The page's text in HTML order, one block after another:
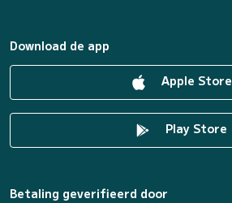
Download de app
Apple Store
Play Store
Betaling geverifieerd door